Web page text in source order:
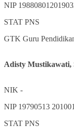
NIP
STAT PNS
GTK Guru
Adisty Mustikawati,
NIK -
NIP 19790513
STAT PNS